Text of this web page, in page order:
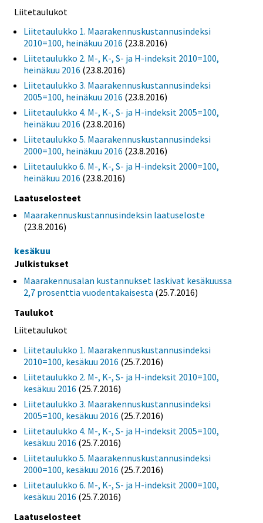
Liitetaulukot
Liitetaulukko 1. Maarakennuskustannusindeksi
2010=100, heinäkuu 2016 (23.8.2016)
Liitetaulukko 2. M-, K-, S- ja H-indeksit 2010=100,
heinäkuu 2016 (23.8.2016)
Liitetaulukko 3. Maarakennuskustannusindeksi
2005=100, heinäkuu 2016 (23.8.2016)
Liitetaulukko 4. M-, K-, S- ja H-indeksit 2005=100,
heinäkuu 2016 (23.8.2016)
Liitetaulukko 5. Maarakennuskustannusindeksi
2000=100, heinäkuu 2016 (23.8.2016)
Liitetaulukko 6. M-, K-, S- ja H-indeksit 2000=100,
heinäkuu 2016 (23.8.2016)
Laatuselosteet
Maarakennuskustannusindeksin laatuseloste
(23.8.2016)
kesäkuu
Julkistukset
Maarakennusalan kustannukset laskivat kesäkuussa
2,7 prosenttia vuodentakaisesta (25.7.2016)
Taulukot
Liitetaulukot
Liitetaulukko 1. Maarakennuskustannusindeksi
2010=100, kesäkuu 2016 (25.7.2016)
Liitetaulukko 2. M-, K-, S- ja H-indeksit 2010=100,
kesäkuu 2016 (25.7.2016)
Liitetaulukko 3. Maarakennuskustannusindeksi
2005=100, kesäkuu 2016 (25.7.2016)
Liitetaulukko 4. M-, K-, S- ja H-indeksit 2005=100,
kesäkuu 2016 (25.7.2016)
Liitetaulukko 5. Maarakennuskustannusindeksi
2000=100, kesäkuu 2016 (25.7.2016)
Liitetaulukko 6. M-, K-, S- ja H-indeksit 2000=100,
kesäkuu 2016 (25.7.2016)
Laatuselosteet